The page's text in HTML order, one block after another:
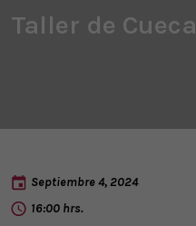
Taller de Cueca
Septiembre 4, 2024
16:00 hrs.